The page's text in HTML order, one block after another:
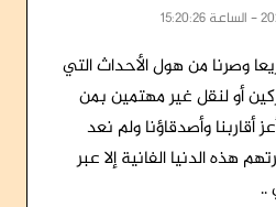
وصرنا من هول الأحداث التي
أو لنقل غير مهتمين بمن
أقاربنا وأصدقاؤنا ولم نعد
هذه الدنيا الفانية إلا عبر
..